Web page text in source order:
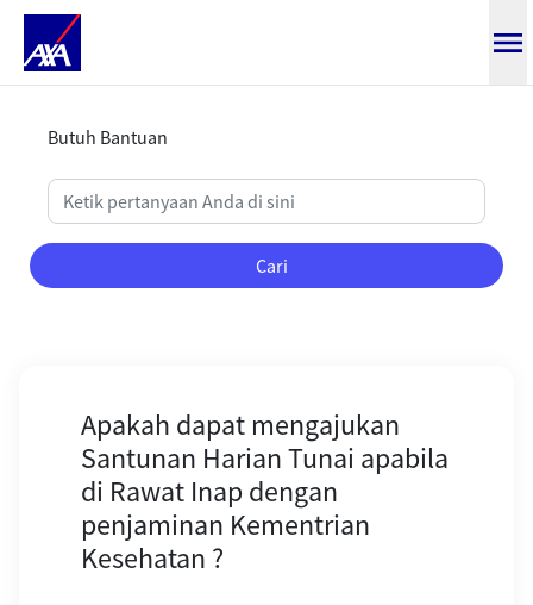
Butuh Bantuan
Cari
Apakah dapat mengajukan
Santunan Harian Tunai apabila
di Rawat Inap dengan
penjaminan Kementrian
Kesehatan ?